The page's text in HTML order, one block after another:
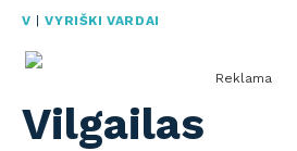
V |VYRIŠKI VARDAI
Reklama
Vilgailas